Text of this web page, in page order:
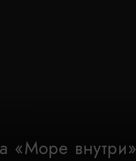
«Море внутри»